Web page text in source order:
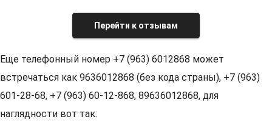
Перейти к отзывам
Еще телефонный номер +7 (963) 6012868 может
встречаться как 9636012868 (без кода страны), +7 (963)
601-28-68, +7 (963) 60-12-868, 89636012868, для
наглядности вот так: